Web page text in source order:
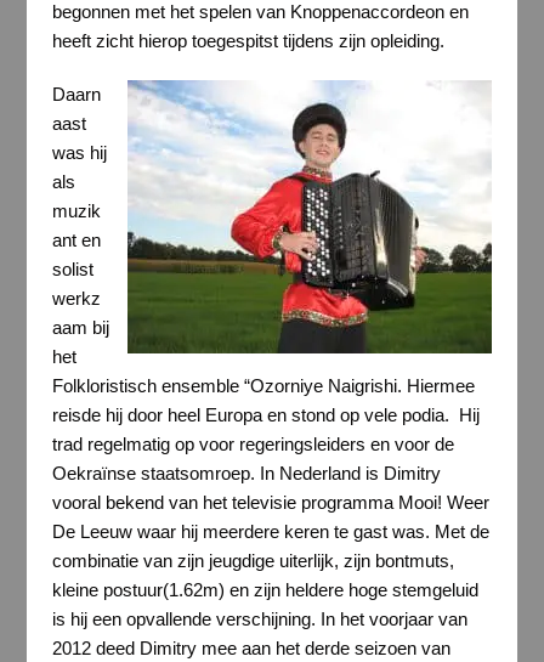
begonnen met het spelen van Knoppenaccordeon en
heeft zicht hierop toegespitst tijdens zijn opleiding.
Daarn
aast
was hij
als
muzik
ant en
solist
werkz
aam bij
het
Folkloristisch ensemble “Ozorniye Naigrishi. Hiermee
reisde hij door heel Europa en stond op vele podia. Hij
trad regelmatig op voor regeringsleiders en voor de
Oekraïnse staatsomroep. In Nederland is Dimitry
vooral bekend van het televisie programma Mooi! Weer
De Leeuw waar hij meerdere keren te gast was. Met de
combinatie van zijn jeugdige uiterlijk, zijn bontmuts,
kleine postuur(1.62m) en zijn heldere hoge stemgeluid
is hij een opvallende verschijning. In het voorjaar van
2012 deed Dimitry mee aan het derde seizoen van